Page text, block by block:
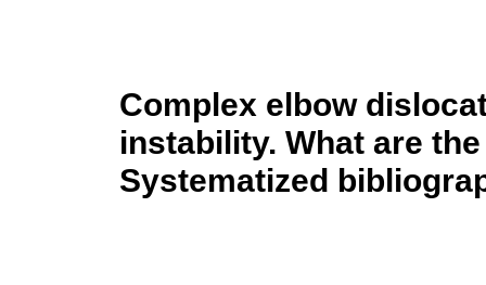
Complex elbow
instability. What are
Systematized